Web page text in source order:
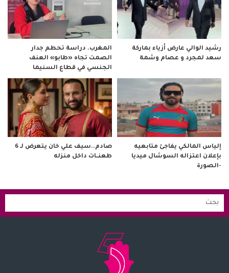
رشيد الوالي عارض أزياء بماركة
سعد لمجرد و عصام وشمة
المغرب. دراسة تحطم جدار
الصمت تجاه «طابو» العنف
الجنسي في قطاع السنيما
إلياس المالكي يفاجئ متابعيه
بإعلان اعتزاله السوشال ميديا
-الصورة
صادم..سيف علي خان يتعرض لـ 6
طعنــات داخل منزله